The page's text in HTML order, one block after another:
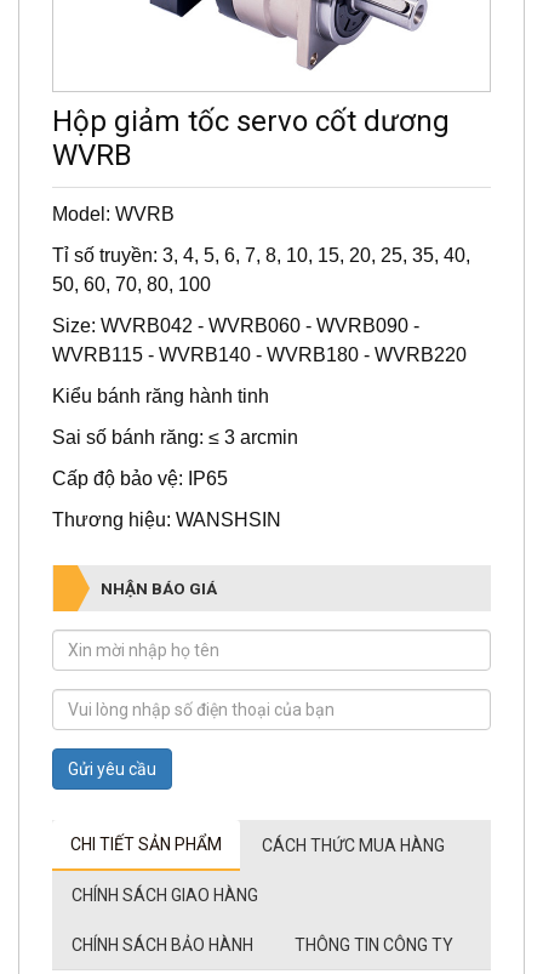
Hộp giảm tốc servo cốt dương
WVRB
Model: WVRB
Tỉ số truyền: 3, 4, 5, 6, 7, 8, 10, 15, 20, 25, 35, 40,
50, 60, 70, 80, 100
Size: WVRB042 - WVRB060 - WVRB090 -
WVRB115 - WVRB140 - WVRB180 - WVRB220
Kiểu bánh răng hành tinh
Sai số bánh răng: ≤ 3 arcmin
Cấp độ bảo vệ: IP65
Thương hiệu: WANSHSIN